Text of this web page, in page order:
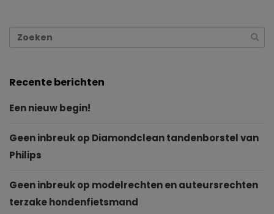
Recente berichten
Een nieuw begin!
Geen inbreuk op Diamondclean tandenborstel van
Philips
Geen inbreuk op modelrechten en auteursrechten
terzake hondenfietsmand